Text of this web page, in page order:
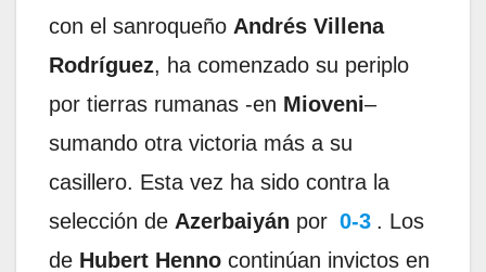
con el sanroqueño Andrés Villena
Rodríguez, ha comenzado su periplo
por tierras rumanas -en Mioveni–
sumando otra victoria más a su
casillero. Esta vez ha sido contra la
selección de Azerbaiyán por 0-3 . Los
de Hubert Henno continúan invictos en